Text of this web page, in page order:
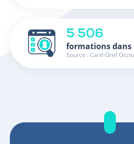
5 506
formations dans
Source : Carif-Oref